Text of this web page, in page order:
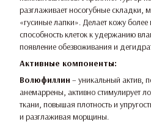
разглаживает носогубные складки,
«гусиные лапки». Делает кожу
способность клеток к удержанию
появление обезвоживания и
Активные компоненты:
Волюфиллин – уникальный актив,
анемаррены, активно стимулирует
ткани, повышая плотность и
и разглаживая морщины.